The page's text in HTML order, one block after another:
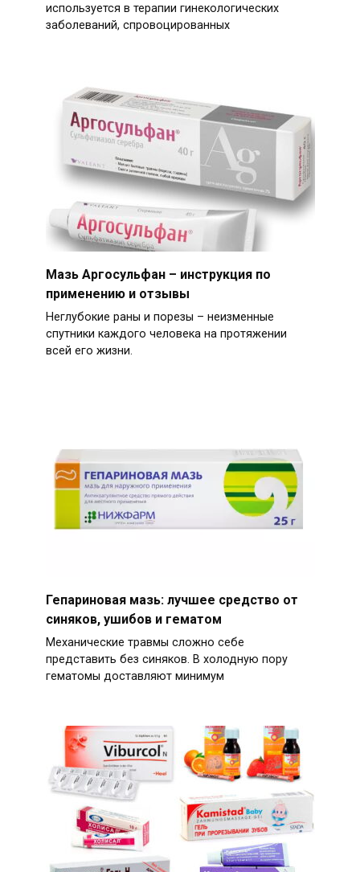
используется в терапии гинекологических
заболеваний, спровоцированных
Мазь Аргосульфан – инструкция по
применению и отзывы
Неглубокие раны и порезы – неизменные
спутники каждого человека на протяжении
всей его жизни.
Гепариновая мазь: лучшее средство от
синяков, ушибов и гематом
Механические травмы сложно себе
представить без синяков. В холодную пору
гематомы доставляют минимум